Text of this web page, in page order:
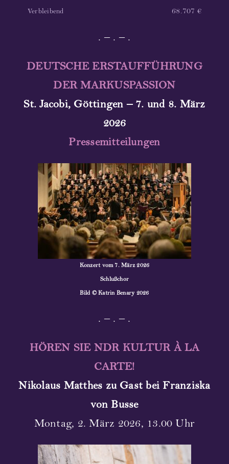
Verbleibend 68.707 €
. – . – .
DEUTSCHE ERSTAUFFÜHRUNG
DER MARKUSPASSION
St. Jacobi, Göttingen – 7. und 8. März
2026
Pressemitteilungen
Konzert vom 7. März 2026
Schlußchor
Bild © Katrin Benary 2026
. – . – .
HÖREN SIE NDR KULTUR À LA
CARTE!
Nikolaus Matthes zu Gast bei Franziska
von Busse
Montag, 2. März 2026, 13.00 Uhr